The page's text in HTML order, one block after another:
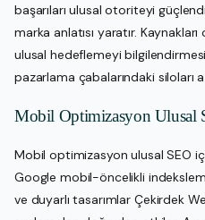
başarıları ulusal otoriteyi
marka anlatısı yaratır.
ulusal hedeflemeyi
pazarlama çabalarındaki siloları
Mobil Optimizasyon Ulusal
Mobil optimizasyon ulusal SEO
Google mobil-öncelikli
ve duyarlı tasarımlar Çekirdek